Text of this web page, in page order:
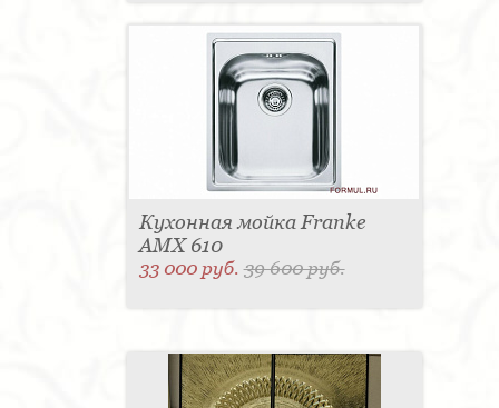
Кухонная мойка Franke
AMX 610
33 000 руб.39 600 руб.